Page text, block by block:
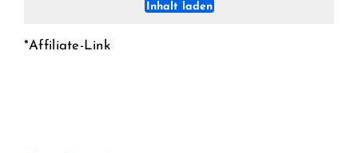
Inhalt laden
*Affiliate-Link